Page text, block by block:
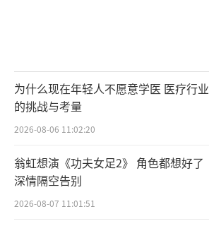
为什么现在年轻人不愿意学医 医疗行业
的挑战与考量
2026-08-06 11:02:20
翁虹想演《功夫女足2》 角色都想好了
深情隔空告别
2026-08-07 11:01:51